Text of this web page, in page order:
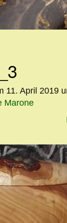
11. April 2019
Marone